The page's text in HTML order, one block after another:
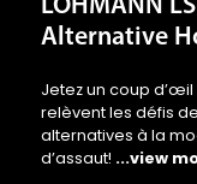
LOHMANN
Alternative
Jetez un coup
relèvent les défis
alternatives à la
d’assaut! ...view